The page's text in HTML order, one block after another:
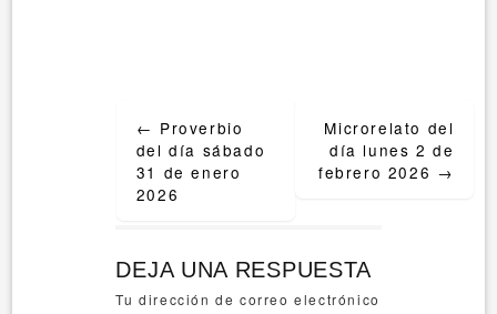
navigation
← Proverbio
del día sábado
31 de enero
2026
Microrelato del
día lunes 2 de
febrero 2026 →
DEJA UNA RESPUESTA
Tu dirección de correo electrónico